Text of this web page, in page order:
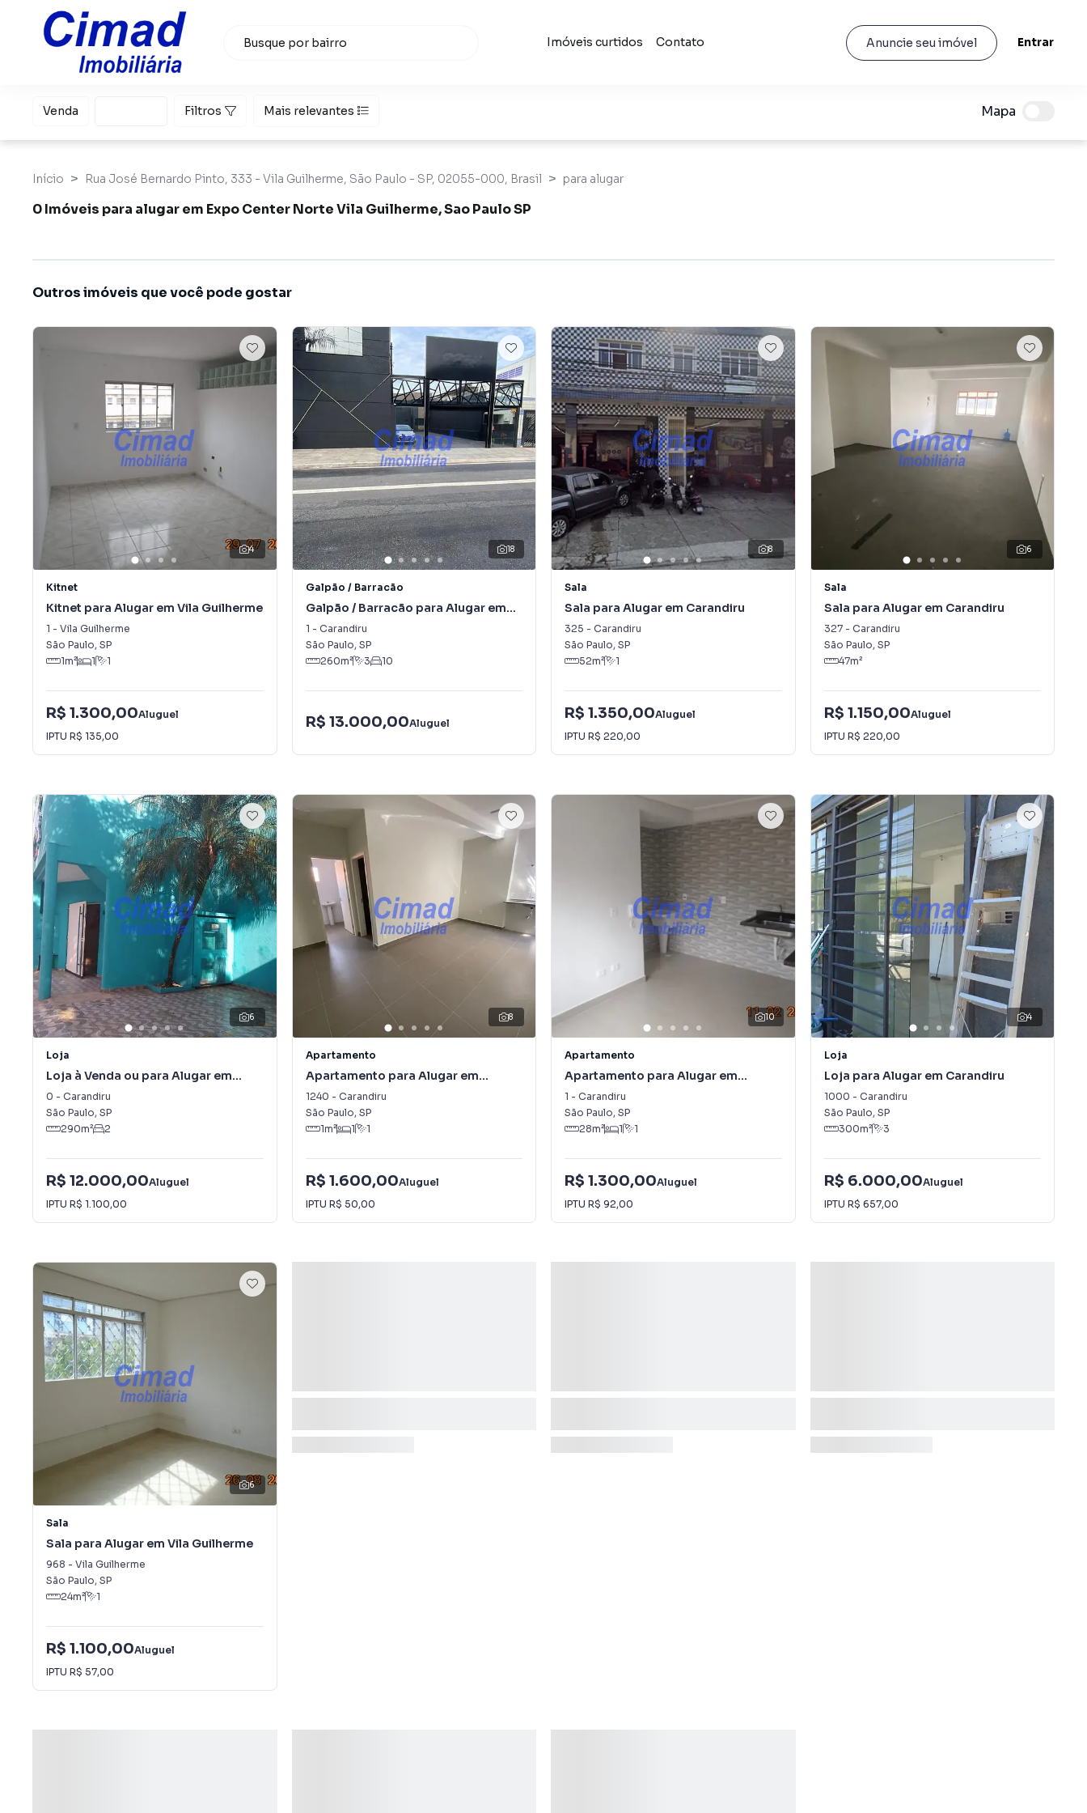
Imóveis curtidos Contato Anuncie seu imóvel Entrar
Venda Filtros Mais relevantes Mapa
Início Rua José Bernardo Pinto, 333 - Vila Guilherme, São Paulo - SP, 02055-000, Brasil para alugar
0 Imóveis para alugar em Expo Center Norte Vila Guilherme, Sao Paulo SP
Outros imóveis que você pode gostar
4
Kitnet
Kitnet para Alugar em Vila Guilherme
1 - Vila Guilherme
São Paulo, SP
1m² 1 1
R$ 1.300,00Aluguel
IPTU R$ 135,00
18
Galpão / Barracão
Galpão / Barracão para Alugar em
Carandiru
1 - Carandiru
São Paulo, SP
260m² 3 10
R$ 13.000,00Aluguel
8
Sala
Sala para Alugar em Carandiru
325 - Carandiru
São Paulo, SP
52m² 1
R$ 1.350,00Aluguel
IPTU R$ 220,00
6
Sala
Sala para Alugar em Carandiru
327- Carandiru
São Paulo, SP
47m²
R$ 1.150,00Aluguel
IPTU R$ 220,00
6
Loja
Loja à Venda ou para Alugar em
Carandiru
0 - Carandiru
São Paulo, SP
290m² 2
R$ 12.000,00Aluguel
IPTU R$ 1.100,00
8
Apartamento
Apartamento para Alugar em
Carandiru
1240 - Carandiru
São Paulo, SP
1m² 1 1
R$ 1.600,00Aluguel
IPTU R$ 50,00
10
Apartamento
Apartamento para Alugar em
Carandiru
1 - Carandiru
São Paulo, SP
28m² 1 1
R$ 1.300,00Aluguel
IPTU R$ 92,00
4
Loja
Loja para Alugar em Carandiru
1000 - Carandiru
São Paulo, SP
300m² 3
R$ 6.000,00Aluguel
IPTU R$ 657,00
6
Sala
Sala para Alugar em Vila Guilherme
968 - Vila Guilherme
São Paulo, SP
24m² 1
R$ 1.100,00Aluguel
IPTU R$ 57,00